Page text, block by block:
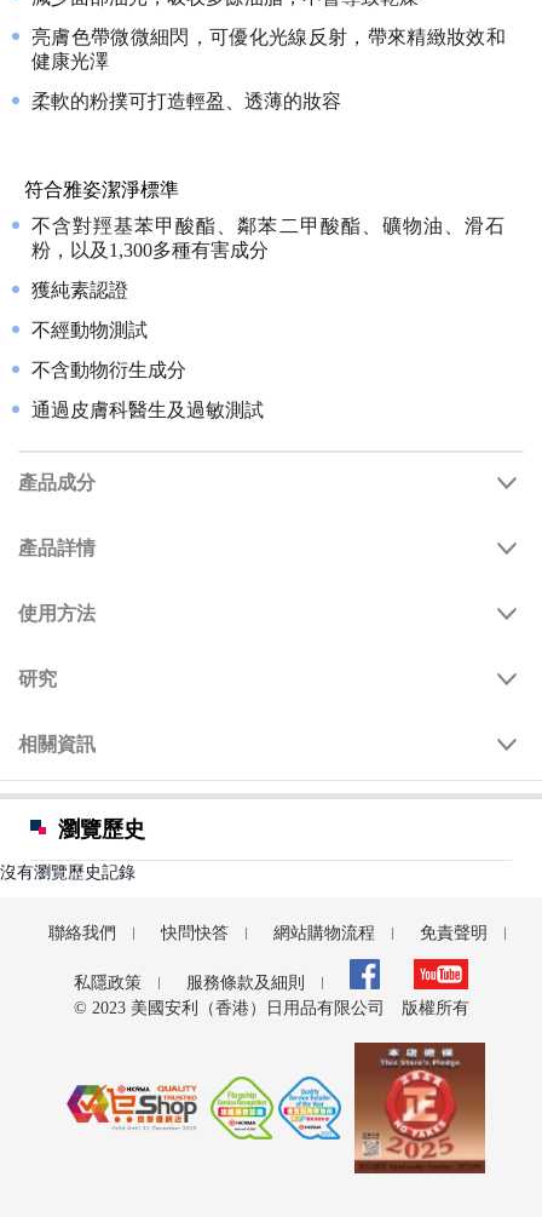
亮膚色帶微微細閃，可優化光線反射，帶來精緻妝效和
健康光澤
柔軟的粉撲可打造輕盈、透薄的妝容
符合雅姿潔淨標準
不含對羥基苯甲酸酯、鄰苯二甲酸酯、礦物油、滑石
粉，以及1,300多種有害成分
獲純素認證
不經動物測試
不含動物衍生成分
通過皮膚科醫生及過敏測試
產品成分
產品詳情
使用方法
研究
相關資訊
瀏覽歷史
沒有瀏覽歷史記錄
聯絡我們 快問快答 網站購物流程 免責聲明
私隱政策
服務條款及細則
© 2023 美國安利（香港）日用品有限公司 版權所有